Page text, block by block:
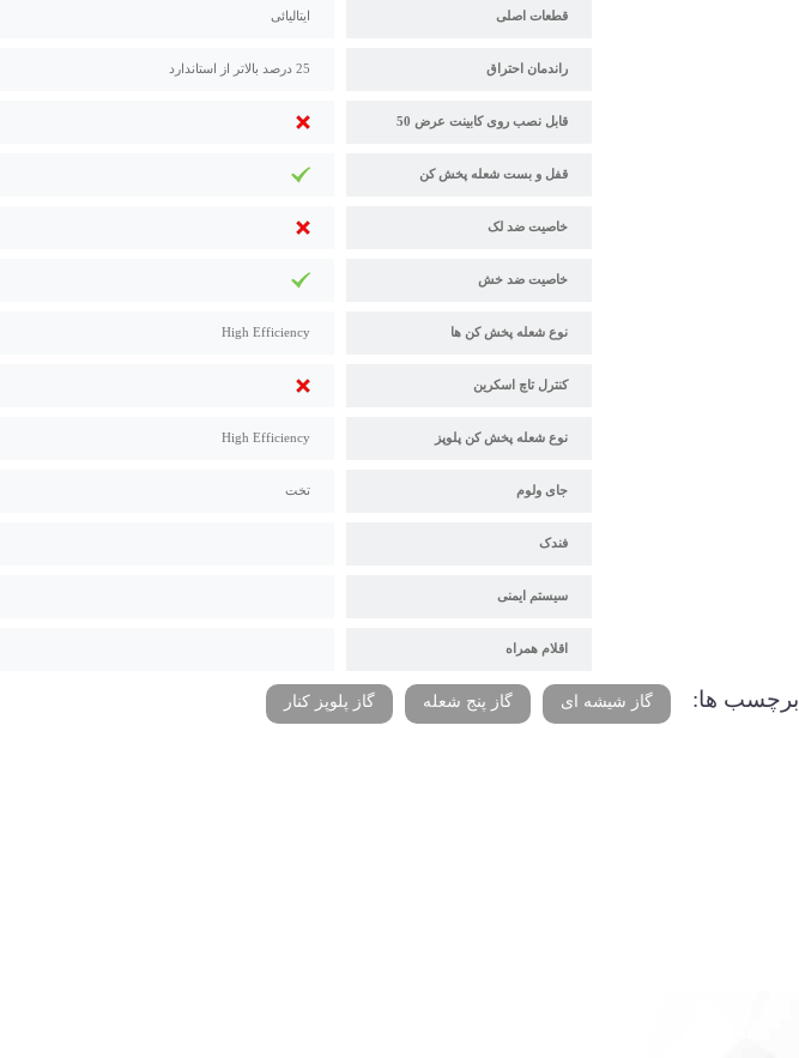
قطعات اصلی ایتالیائی
راندمان احتراق 25 درصد بالاتر از استاندارد
قابل نصب روی کابینت عرض 50
قفل و بست شعله پخش کن
خاصیت ضد لک
خاصیت ضد خش
نوع شعله پخش کن ها High Efficiency
کنترل تاچ اسکرین
نوع شعله پخش کن پلوپز High Efficiency
جای ولوم تخت
فندک
سیستم ایمنی
اقلام همراه
برچسب ها: گاز شیشه ای گاز پنج شعله گاز پلوپز کنار